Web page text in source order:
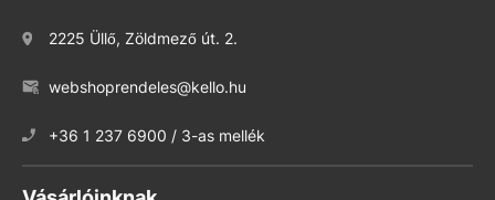
2225 Üllő, Zöldmező út. 2.
webshoprendeles@kello.hu
+36 1 237 6900 / 3-as mellék